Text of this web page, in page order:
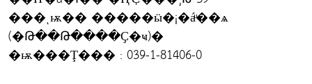
���ͺѭ�� �����ӹ�¡�áͧ��ѧ
(�Թ��Թ����Ҫ�ҹ)�
�ѭ���Ţ��� : 039-1-81406-0